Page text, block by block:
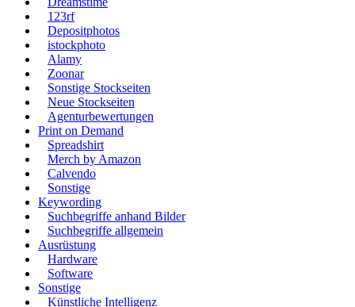
123rf
Depositphotos
istockphoto
Alamy
Zoonar
Sonstige Stockseiten
Neue Stockseiten
Agenturbewertungen
Print on Demand
Spreadshirt
Merch by Amazon
Calvendo
Sonstige
Keywording
Suchbegriffe anhand Bilder
Suchbegriffe allgemein
Ausrüstung
Hardware
Software
Sonstige
Künstliche Intelligenz